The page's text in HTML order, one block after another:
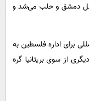
دمشق و حلب می‌شد و
برای اداره فلسطین به
از سوی بریتانیا گره